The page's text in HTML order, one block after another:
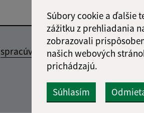
Súbory cookie a ďalšie
zážitku z prehliadania
zobrazovali
našich webových
prichádzajú.
Súhlasím
spracúvaním osobných